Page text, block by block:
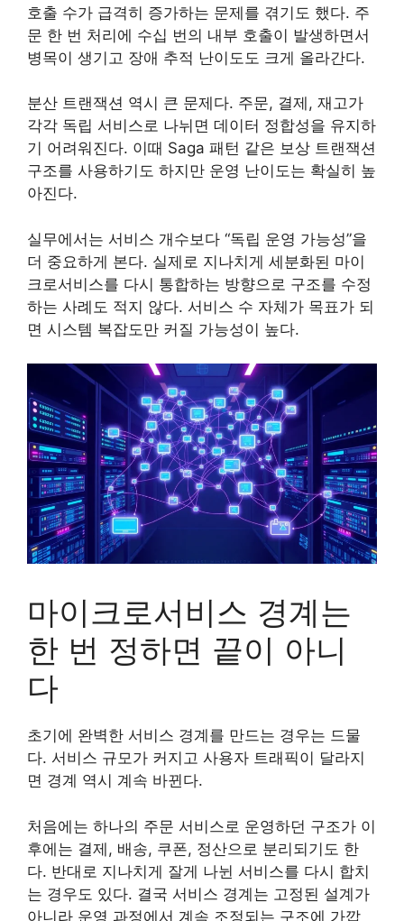
호출 수가 급격히 증가하는 문제를 겪기도 했다. 주
문 한 번 처리에 수십 번의 내부 호출이 발생하면서
병목이 생기고 장애 추적 난이도도 크게 올라간다.
분산 트랜잭션 역시 큰 문제다. 주문, 결제, 재고가
각각 독립 서비스로 나뉘면 데이터 정합성을 유지하
기 어려워진다. 이때 Saga 패턴 같은 보상 트랜잭션
구조를 사용하기도 하지만 운영 난이도는 확실히 높
아진다.
실무에서는 서비스 개수보다 “독립 운영 가능성”을
더 중요하게 본다. 실제로 지나치게 세분화된 마이
크로서비스를 다시 통합하는 방향으로 구조를 수정
하는 사례도 적지 않다. 서비스 수 자체가 목표가 되
면 시스템 복잡도만 커질 가능성이 높다.
마이크로서비스 경계는
한 번 정하면 끝이 아니
다
초기에 완벽한 서비스 경계를 만드는 경우는 드물
다. 서비스 규모가 커지고 사용자 트래픽이 달라지
면 경계 역시 계속 바뀐다.
처음에는 하나의 주문 서비스로 운영하던 구조가 이
후에는 결제, 배송, 쿠폰, 정산으로 분리되기도 한
다. 반대로 지나치게 잘게 나뉜 서비스를 다시 합치
는 경우도 있다. 결국 서비스 경계는 고정된 설계가
아니라 운영 과정에서 계속 조정되는 구조에 가깝